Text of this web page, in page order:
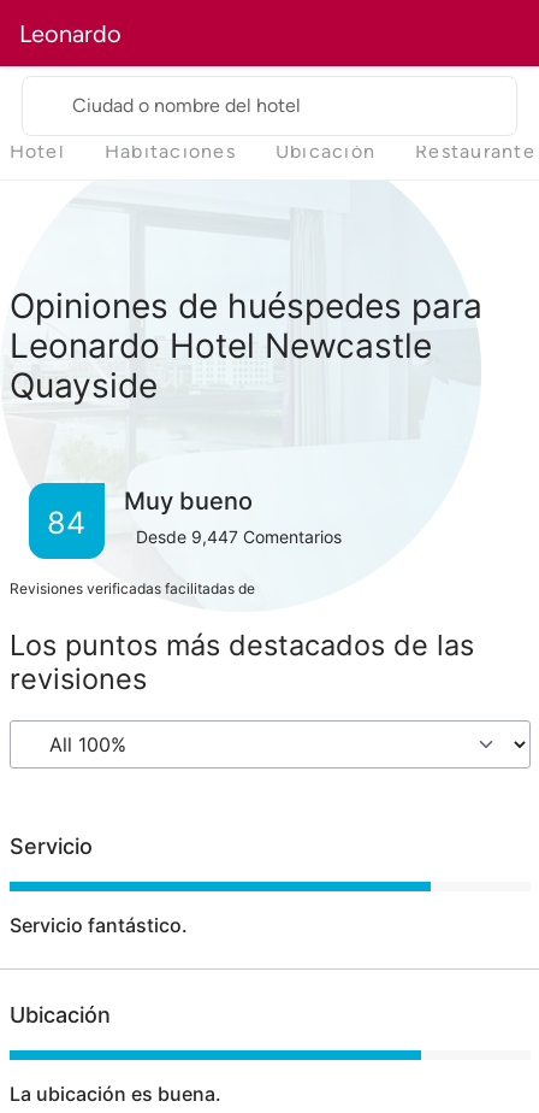
Leonardo
Ciudad o nombre del hotel
Hotel Habitaciones Ubicación Restaurante
Opiniones de huéspedes para
Leonardo Hotel Newcastle
Quayside
84
Muy bueno
Desde 9,447 Comentarios
Revisiones verificadas facilitadas de
Los puntos más destacados de las
revisiones
Servicio
Servicio fantástico.
Ubicación
La ubicación es buena.